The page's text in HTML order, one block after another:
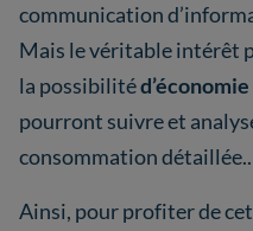
communication
Mais le véritable intérêt
la possibilité
pourront suivre et
consommation détaillée..
Ainsi, pour profiter de